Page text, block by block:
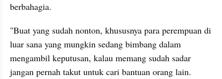
berbahagia.
"Buat yang sudah nonton, khususnya para perempuan di
luar sana yang mungkin sedang bimbang dalam
mengambil keputusan, kalau memang sudah sadar
jangan pernah takut untuk cari bantuan orang lain.